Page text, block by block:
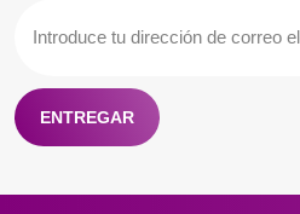
ENTREGAR